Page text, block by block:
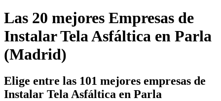
Las 20 mejores Empresas de
Instalar Tela Asfáltica en Parla
(Madrid)
Elige entre las 101 mejores empresas de
Instalar Tela Asfáltica en Parla